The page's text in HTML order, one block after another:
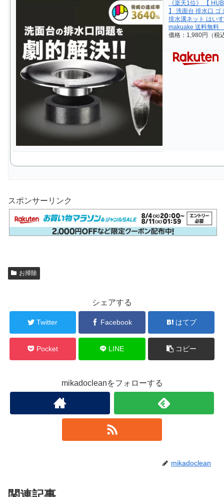
《楽天1位》 【
】 洗面台 排水口 ゴ
排水溝ネット はい
makuake 送料無料
価格：1,980円（税
スポンサーリンク
お掃除
シェアする
Twitter Facebook はてブ
Pocket LINE コピー
mikadocleanをフォローする
mikadoclean